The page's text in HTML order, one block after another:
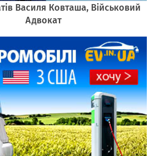
Василя Ковташа, Військовий
Адвокат